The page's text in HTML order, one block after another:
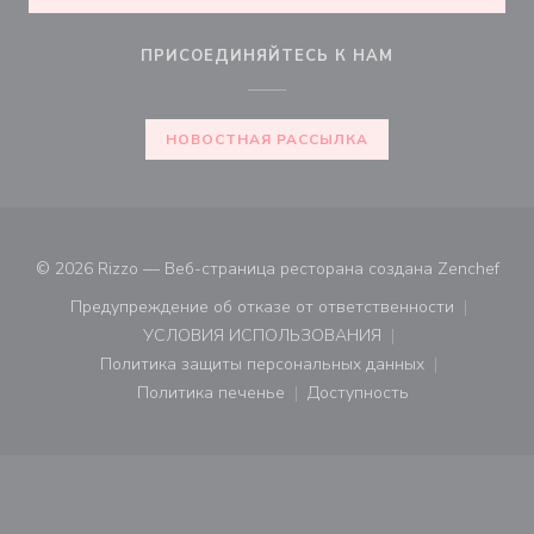
ПРИСОЕДИНЯЙТЕСЬ К НАМ
НОВОСТНАЯ РАССЫЛКА
© 2026 Rizzo — Веб-страница ресторана создана Zenchef
Предупреждение об отказе от ответственности
((открывается в новом окне))
УСЛОВИЯ ИСПОЛЬЗОВАНИЯ
((открывается в новом окне))
Политика защиты персональных данных
((открывается в новом окне))
Политика печенье
((открывается в новом окне))
Доступность
((открывается в